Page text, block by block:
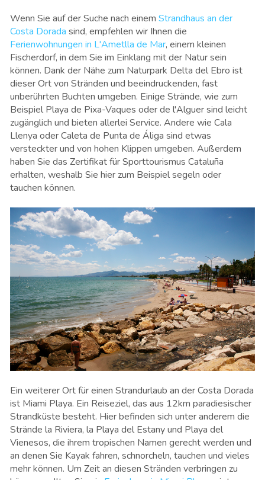
Wenn Sie auf der Suche nach einem Strandhaus an der
Costa Dorada sind, empfehlen wir Ihnen die
Ferienwohnungen in L'Ametlla de Mar, einem kleinen
Fischerdorf, in dem Sie im Einklang mit der Natur sein
können. Dank der Nähe zum Naturpark Delta del Ebro ist
dieser Ort von Stränden und beeindruckenden, fast
unberührten Buchten umgeben. Einige Strände, wie zum
Beispiel Playa de Pixa-Vaques oder de l'Alguer sind leicht
zugänglich und bieten allerlei Service. Andere wie Cala
Llenya oder Caleta de Punta de Áliga sind etwas
versteckter und von hohen Klippen umgeben. Außerdem
haben Sie das Zertifikat für Sporttourismus Cataluña
erhalten, weshalb Sie hier zum Beispiel segeln oder
tauchen können.
Ein weiterer Ort für einen Strandurlaub an der Costa Dorada
ist Miami Playa. Ein Reiseziel, das aus 12km paradiesischer
Strandküste besteht. Hier befinden sich unter anderem die
Strände la Riviera, la Playa del Estany und Playa del
Vienesos, die ihrem tropischen Namen gerecht werden und
an denen Sie Kayak fahren, schnorcheln, tauchen und vieles
mehr können. Um Zeit an diesen Stränden verbringen zu